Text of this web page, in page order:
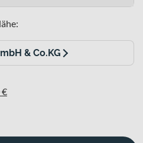
& Co.KG
€